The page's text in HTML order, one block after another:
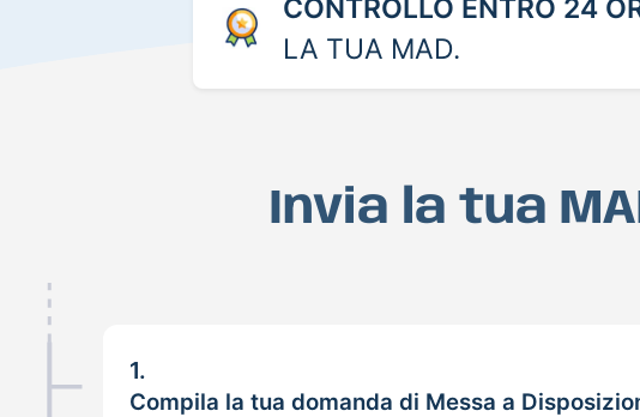
CONTROLLO ENTRO 24
LA TUA MAD.
Invia la tua
1.
Compila la tua domanda di Messa a